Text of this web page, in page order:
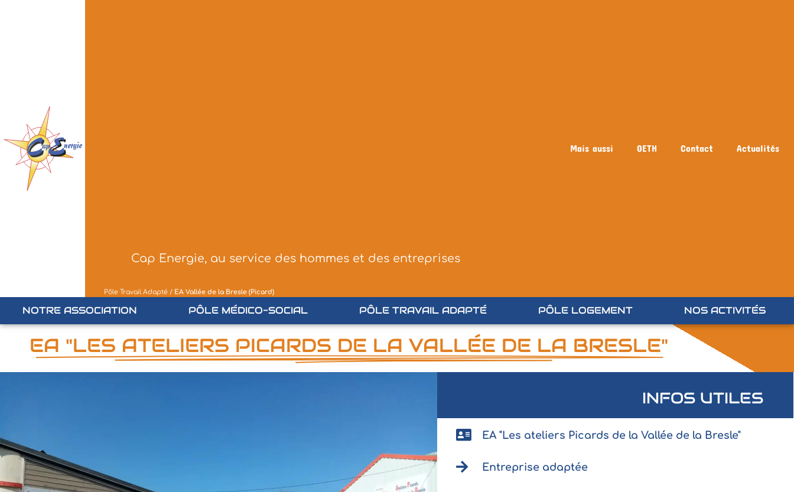
Cap Energie, au service des hommes et des entreprises
Pôle Travail Adapté/ EA Vallée de la Bresle (Picard)
Mais aussi OETH Contact Actualités
NOTRE ASSOCIATION PÔLE MÉDICO-SOCIAL PÔLE TRAVAIL ADAPTÉ PÔLE LOGEMENT NOS ACTIVITÉS
EA "LES ATELIERS PICARDS DE LA VALLÉE DE LA BRESLE"
INFOS UTILES
EA "Les ateliers Picards de la Vallée de la Bresle"
Entreprise adaptée